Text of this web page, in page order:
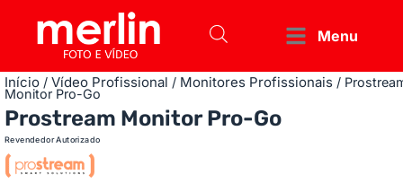
Menu
Início / Vídeo Profissional / Monitores Profissionais /
Monitor Pro-Go
Prostream Monitor Pro-Go
Revendedor Autorizado